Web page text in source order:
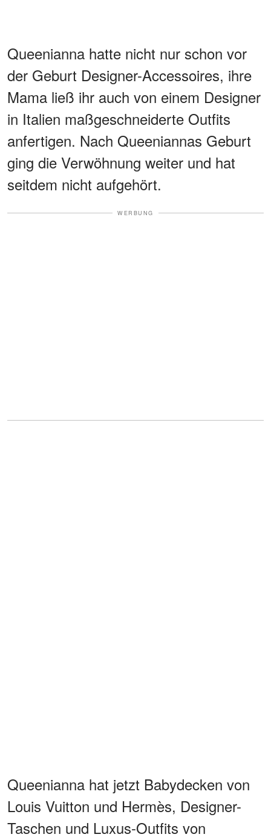
Queenianna hatte nicht nur schon vor
der Geburt Designer-Accessoires, ihre
Mama ließ ihr auch von einem Designer
in Italien maßgeschneiderte Outfits
anfertigen. Nach Queeniannas Geburt
ging die Verwöhnung weiter und hat
seitdem nicht aufgehört.
WERBUNG
Queenianna hat jetzt Babydecken von
Louis Vuitton und Hermès, Designer-
Taschen und Luxus-Outfits von